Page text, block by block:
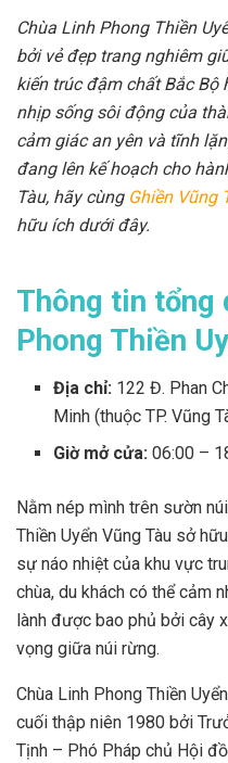
Chùa Linh Phong Thiền
bởi vẻ đẹp trang nghiêm
kiến trúc đậm chất Bắc Bộ
nhịp sống sôi động của
cảm giác an yên và tĩnh
đang lên kế hoạch cho
Tàu, hãy cùng Ghiền Vũng
hữu ích dưới đây.
Thông tin tổng
Phong Thiền
Địa chỉ: 122 Đ. Phan
Minh (thuộc TP. Vũng
Giờ mở cửa: 06:00 –
Nằm nép mình trên sườn
Thiền Uyển Vũng Tàu sở
sự náo nhiệt của khu vực
chùa, du khách có thể cảm
lành được bao phủ bởi cây
vọng giữa núi rừng.
Chùa Linh Phong Thiền
cuối thập niên 1980 bởi
Tịnh – Phó Pháp chủ Hội